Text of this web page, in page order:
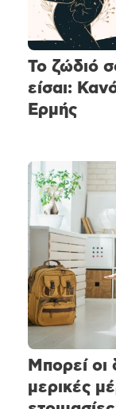
Το ζώδιό
είσαι:
Ερμής
Μπορεί οι
μερικές